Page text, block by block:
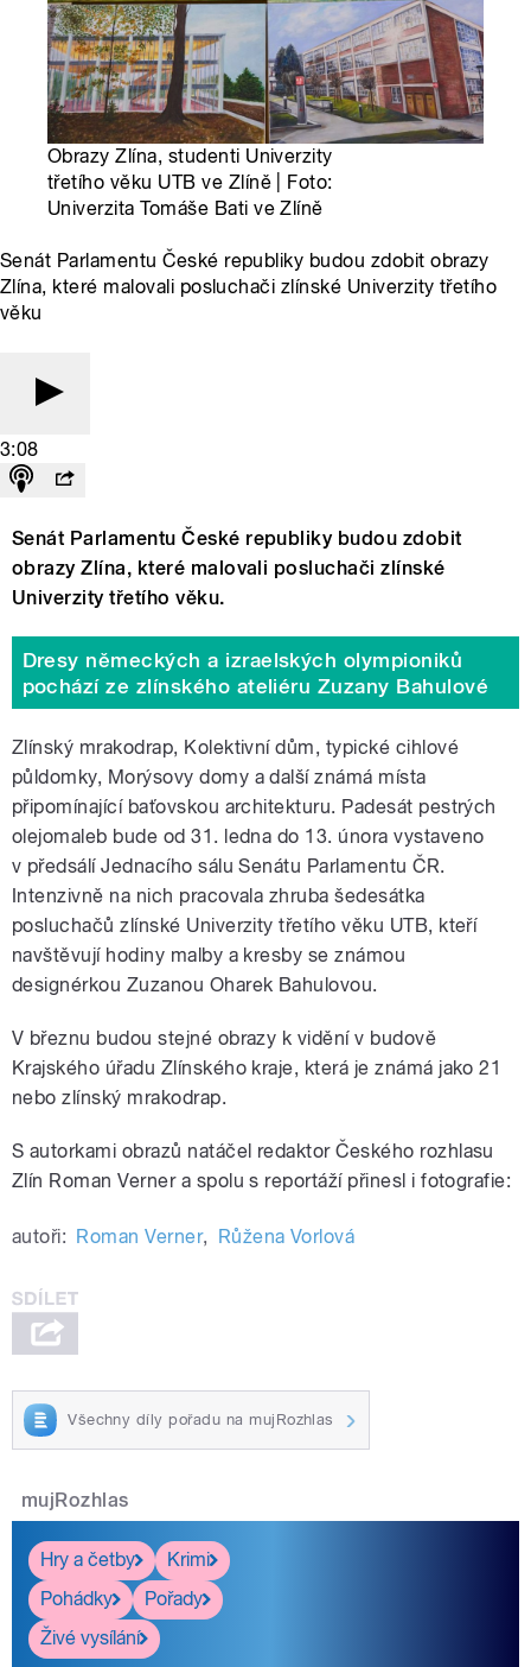
Obrazy Zlína, studenti Univerzity
třetího věku UTB ve Zlíně | Foto:
Univerzita Tomáše Bati ve Zlíně
Senát Parlamentu České republiky budou zdobit obrazy
Zlína, které malovali posluchači zlínské Univerzity třetího
věku
3:08
Senát Parlamentu České republiky budou zdobit
obrazy Zlína, které malovali posluchači zlínské
Univerzity třetího věku.
Dresy německých a izraelských olympioniků
pochází ze zlínského ateliéru Zuzany Bahulové
Zlínský mrakodrap, Kolektivní dům, typické cihlové
půldomky, Morýsovy domy a další známá místa
připomínající baťovskou architekturu. Padesát pestrých
olejomaleb bude od 31. ledna do 13. února vystaveno
v předsálí Jednacího sálu Senátu Parlamentu ČR.
Intenzivně na nich pracovala zhruba šedesátka
posluchačů zlínské Univerzity třetího věku UTB, kteří
navštěvují hodiny malby a kresby se známou
designérkou Zuzanou Oharek Bahulovou.
V březnu budou stejné obrazy k vidění v budově
Krajského úřadu Zlínského kraje, která je známá jako 21
nebo zlínský mrakodrap.
S autorkami obrazů natáčel redaktor Českého rozhlasu
Zlín Roman Verner a spolu s reportáží přinesl i fotografie:
autoři: Roman Verner, Růžena Vorlová
Všechny díly pořadu na mujRozhlas
mujRozhlas
Hry a četby
Krimi
Pohádky
Pořady
Živé vysílání